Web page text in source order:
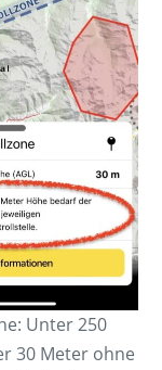
Unter 250
30 Meter ohne